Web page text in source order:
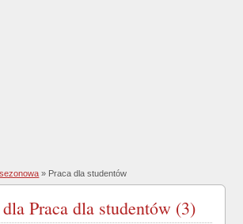
» Praca dla studentów
dla Praca dla studentów (3)